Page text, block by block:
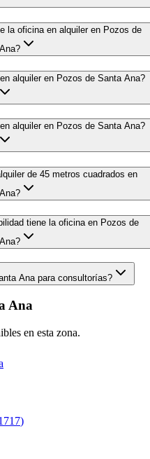
la oficina en alquiler en Pozos de
alquiler en Pozos de Santa Ana?
alquiler en Pozos de Santa Ana?
de 45 metros cuadrados en
tiene la oficina en Pozos de
Ana para consultorías?
Ana
en esta zona.
)